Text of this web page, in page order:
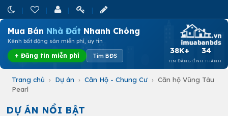
Mua Bán Nhà Đất Nhanh Chóng
Kênh bất động sản miễn phí, uy tín
+ Đăng tin miễn phí Tìm BĐS
38K+
TIN ĐĂNG
34
TỈNH THÀNH
Trang chủ › Dự án › Căn Hộ - Chung Cư › Căn hộ Vũng Tàu
Pearl
DỰ ÁN NỔI BẬT